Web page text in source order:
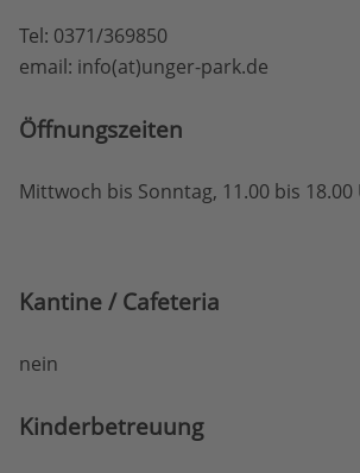
Tel: 0371/369850
email: info(at)unger-park.de
Öffnungs­zeiten
Mittwoch bis Sonntag, 11.00 bis 18.00
Kantine / Cafeteria
nein
Kinderbetreuung